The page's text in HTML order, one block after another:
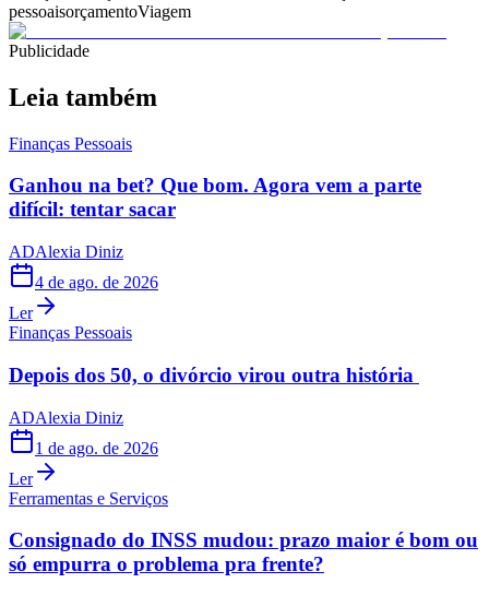
pessoaisorçamentoViagem
Publicidade
Leia também
Finanças Pessoais
Ganhou na bet? Que bom. Agora vem a parte
difícil: tentar sacar
ADAlexia Diniz
4 de ago. de 2026
Ler
Finanças Pessoais
Depois dos 50, o divórcio virou outra história
ADAlexia Diniz
1 de ago. de 2026
Ler
Ferramentas e Serviços
Consignado do INSS mudou: prazo maior é bom ou
só empurra o problema pra frente?